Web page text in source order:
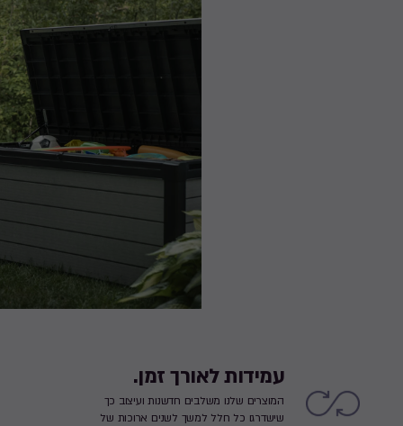
עמידות לאורך זמן.
המוצרים שלנו משלבים חדשנות ועיצוב כך
שישדרגו כל חלל למשך לשנים ארוכות של